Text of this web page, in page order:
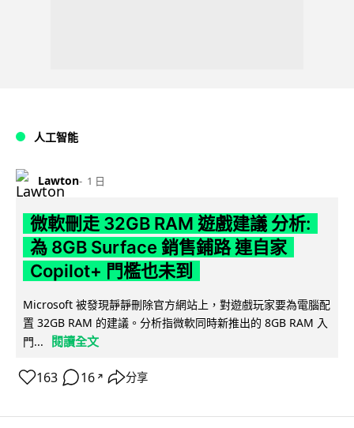
人工智能
Lawton 1 日
微軟刪走 32GB RAM 遊戲建議 分析:
為 8GB Surface 銷售鋪路 連自家
Copilot+ 門檻也未到
Microsoft 被發現靜靜刪除官方網站上，對遊戲玩家要為電腦配
置 32GB RAM 的建議。分析指微軟同時新推出的 8GB RAM 入
門...
閱讀全文
163 16 ↗ 分享